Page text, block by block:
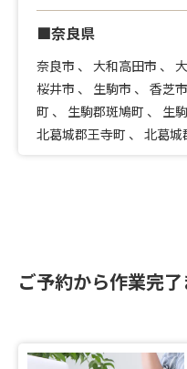
■奈良県
奈良市 、 大和高田市 、
桜井市 、 生駒市 、 香芝市
町 、 生駒郡斑鳩町 、 生
北葛城郡王寺町 、 北葛城
ご予約から作業完